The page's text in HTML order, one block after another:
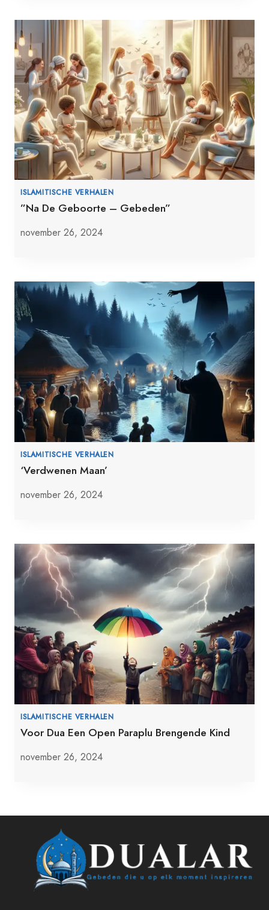
ISLAMITISCHE VERHALEN
”Na De Geboorte – Gebeden”
november 26, 2024
ISLAMITISCHE VERHALEN
‘Verdwenen Maan’
november 26, 2024
ISLAMITISCHE VERHALEN
Voor Dua Een Open Paraplu Brengende Kind
november 26, 2024